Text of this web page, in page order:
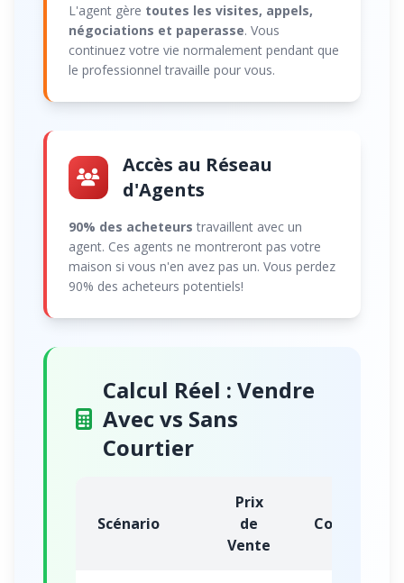
L'agent gère toutes les visites, appels,
négociations et paperasse. Vous
continuez votre vie normalement pendant que
le professionnel travaille pour vous.
Accès au Réseau
d'Agents
90% des acheteurs travaillent avec un
agent. Ces agents ne montreront pas votre
maison si vous n'en avez pas un. Vous perdez
90% des acheteurs potentiels!
Calcul Réel : Vendre
Avec vs Sans
Courtier
Scénario
Prix
de
Vente
Commission